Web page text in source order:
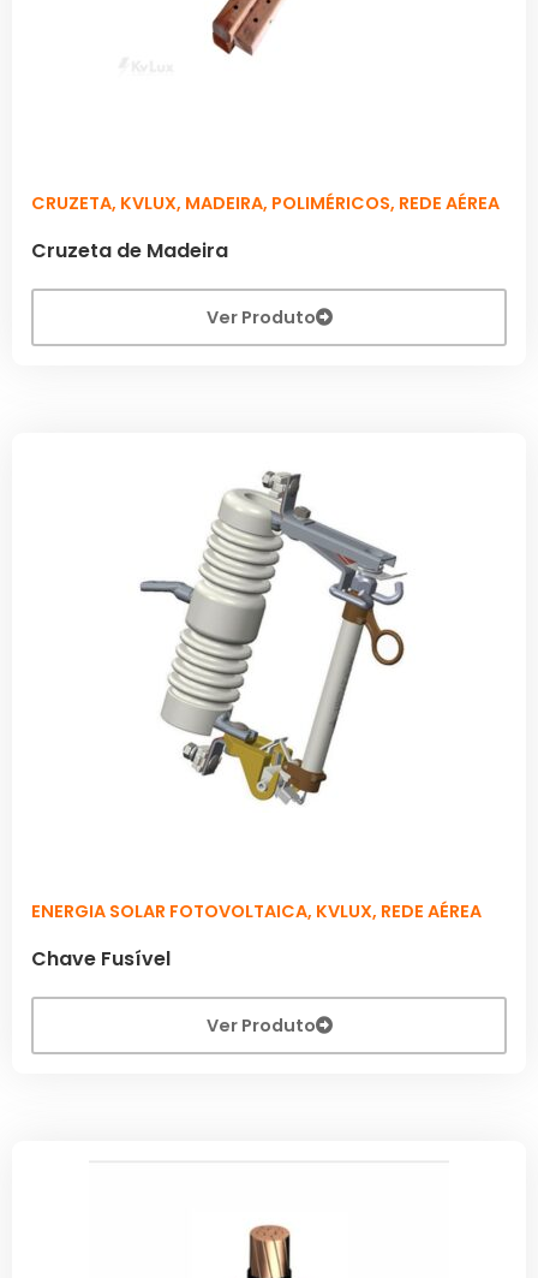
CRUZETA, KVLUX, MADEIRA, POLIMÉRICOS, REDE AÉREA
Cruzeta de Madeira
Ver Produto
ENERGIA SOLAR FOTOVOLTAICA, KVLUX, REDE AÉREA
Chave Fusível
Ver Produto